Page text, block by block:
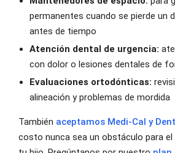
permanentes cuando se pierde un
antes de tiempo
Atención dental de urgencia:
con dolor o lesiones dentales de
Evaluaciones ortodónticas:
alineación y problemas de mordida
También aceptamos Medi-Cal y
costo nunca sea un obstáculo para el